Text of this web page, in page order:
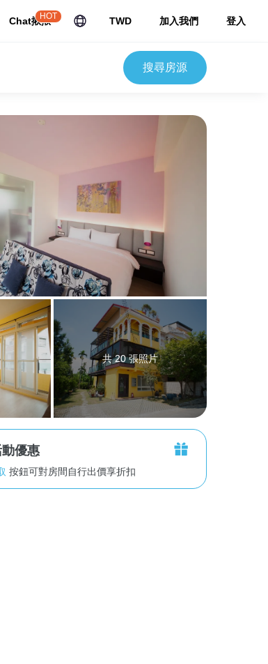
Chat揪揪
HOT TWD 加入我們 登入
搜尋房源
共 20 張照片
優惠
按鈕可對房間自行出價享折扣